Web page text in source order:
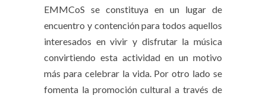
EMMCoS se constituya en un lugar de
encuentro y contención para todos aquellos
interesados en vivir y disfrutar la música
convirtiendo esta actividad en un motivo
más para celebrar la vida. Por otro lado se
fomenta la promoción cultural a través de